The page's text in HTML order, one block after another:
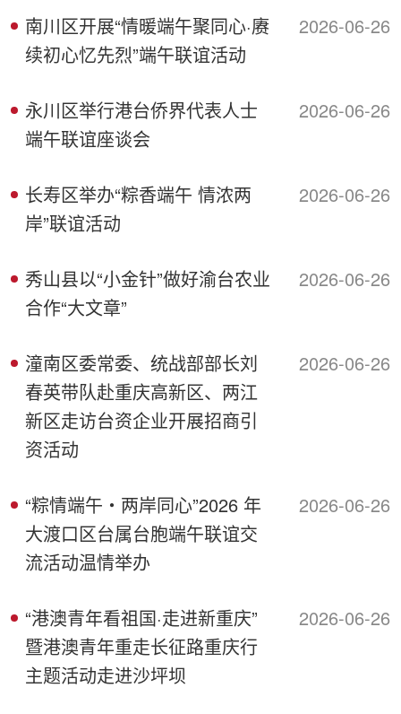
南川区开展“情暖端午聚同心·赓
续初心忆先烈”端午联谊活动
2026-06-26
永川区举行港台侨界代表人士
端午联谊座谈会
2026-06-26
长寿区举办“粽香端午 情浓两
岸”联谊活动
2026-06-26
秀山县以“小金针”做好渝台农业
合作“大文章”
2026-06-26
潼南区委常委、统战部部长刘
春英带队赴重庆高新区、两江
新区走访台资企业开展招商引
资活动
2026-06-26
“粽情端午・两岸同心”2026 年
大渡口区台属台胞端午联谊交
流活动温情举办
2026-06-26
“港澳青年看祖国·走进新重庆”
暨港澳青年重走长征路重庆行
主题活动走进沙坪坝
2026-06-26